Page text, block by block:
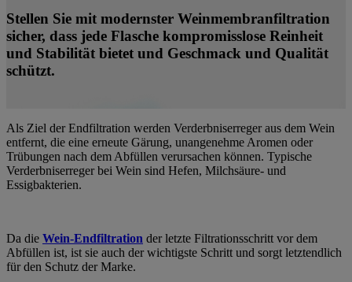
Stellen Sie mit modernster Weinmembranfiltration
sicher, dass jede Flasche kompromisslose Reinheit
und Stabilität bietet und Geschmack und Qualität
schützt.
Als Ziel der Endfiltration werden Verderbniserreger aus dem Wein
entfernt, die eine erneute Gärung, unangenehme Aromen oder
Trübungen nach dem Abfüllen verursachen können. Typische
Verderbniserreger bei Wein sind Hefen, Milchsäure- und
Essigbakterien.
Da die Wein-Endfiltration der letzte Filtrationsschritt vor dem
Abfüllen ist, ist sie auch der wichtigste Schritt und sorgt letztendlich
für den Schutz der Marke.